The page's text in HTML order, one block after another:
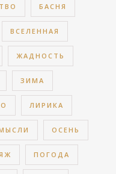
БАСНЯ
ВСЕЛЕННАЯ
ЖАДНОСТЬ
ЗИМА
ЛИРИКА
ОСЕНЬ
ПОГОДА